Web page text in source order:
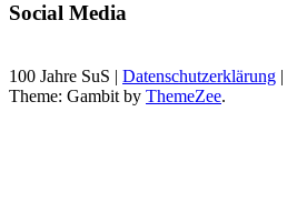
Social Media
100 Jahre SuS | Datenschutzerklärung |
Theme: Gambit by ThemeZee.